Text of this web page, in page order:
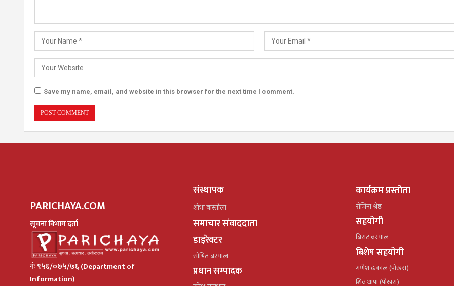
Save my name, email, and website in this browser for the next time I comment.
PARICHAYA.COM
सूचना विभाग दर्ता
नंः ९५६/०७५/७६ (Department of
Information)
संस्थापक
शोभा बास्तोला
समाचार संवाददाता
डाइरेक्टर
सोभित बस्याल
प्रधान सम्पादक
कार्यक्रम प्रस्तोता
रोजिना श्रेष्ठ
सहयोगी
बिराट बस्याल
बिशेष सहयोगी
गणेश ढकाल (पोखरा)
शिव थापा (पोखरा)